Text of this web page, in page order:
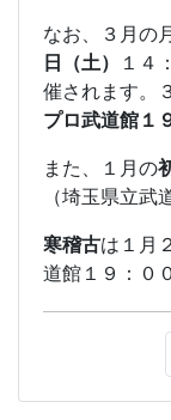
なお、３月の
日（土）
１４
催されます。
プロ武道館１
また、１月の
（埼玉県立
寒稽古は１月
道館１９：０